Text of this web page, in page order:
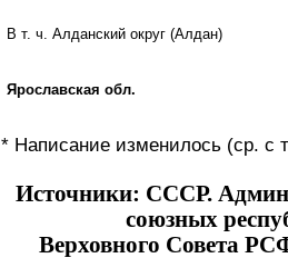
В т. ч. Алданский округ (Алдан)
Ярославская обл.
* Написание изменилось (ср. с
Источники: СССР.
союзных
Верховного Совета